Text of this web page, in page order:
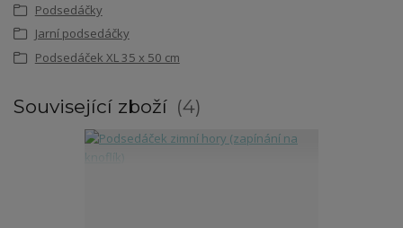
Podsedáčky
Jarní podsedáčky
Podsedáček XL 35 x 50 cm
Související zboží 4